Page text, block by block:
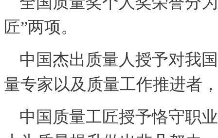
匠”两项。
中国杰出质量人授予对我
量专家以及质量工作推进者
中国质量工匠授予恪守职